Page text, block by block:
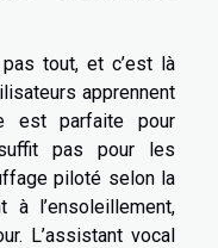
tout, et c’est là
apprennent
est parfaite pour
suffit pas pour les
piloté selon la
à l’ensoleillement,
L’assistant vocal